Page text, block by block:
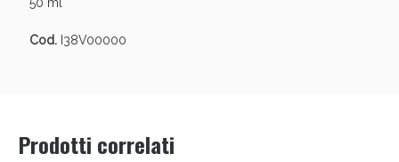
Cod.I38V00000
Prodotti correlati